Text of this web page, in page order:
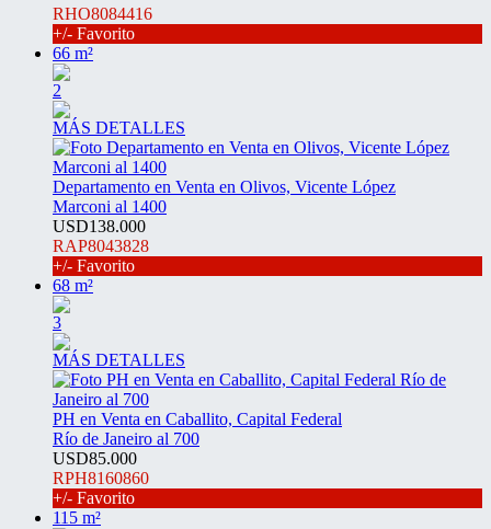
RHO8084416
+/- Favorito
66 m²
2
MÁS DETALLES
Departamento en Venta en Olivos, Vicente López
Marconi al 1400
USD138.000
RAP8043828
+/- Favorito
68 m²
3
MÁS DETALLES
PH en Venta en Caballito, Capital Federal
Río de Janeiro al 700
USD85.000
RPH8160860
+/- Favorito
115 m²